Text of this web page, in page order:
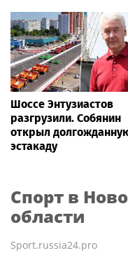
Шоссе Энтузиастов
разгрузили. Собянин
открыл
эстакаду
Спорт в
области
Sport.russia24.pro